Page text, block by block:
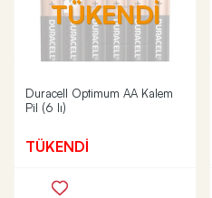
TÜKENDİ
Duracell Optimum AA Kalem
Pil (6 lı)
TÜKENDİ